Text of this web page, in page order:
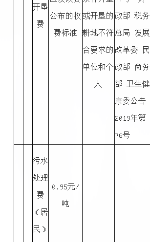
开垦
费
公布的收
费标准
或开垦的
耕地不符
合要求的
单位和个
人
政部 税务
总局 发展
改革委 民
政部 商务
部 卫生健
康委公告
2019年第
76号
污水
处理
费
（居
民）
0.95元/
吨